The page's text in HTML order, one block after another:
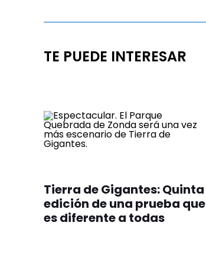
TE PUEDE INTERESAR
Tierra de Gigantes: Quinta
edición de una prueba que
es diferente a todas